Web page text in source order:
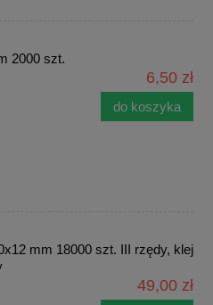
2000 szt.
6,50 zł
do koszyka
mm 18000 szt. III rzędy, klej
49,00 zł